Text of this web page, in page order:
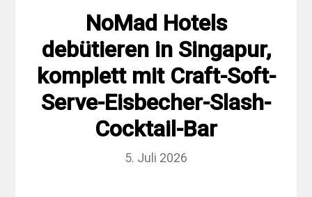
NoMad Hotels
debütieren in Singapur,
komplett mit Craft-Soft-
Serve-Eisbecher-Slash-
Cocktail-Bar
5. Juli 2026